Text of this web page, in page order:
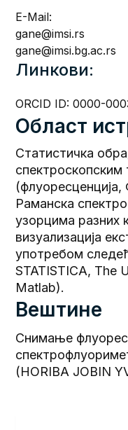
E-Mail:
gane@imsi.rs
gane@imsi.bg.ac.rs
Линкови:
ORCID ID:0000-
Област
Статистичка
спектроскопским
Раманска
узорцима разних
визуализација
употребом
STATISTICA, The
Matlab).
Вештине
Снимање
(HORIBA JOBIN